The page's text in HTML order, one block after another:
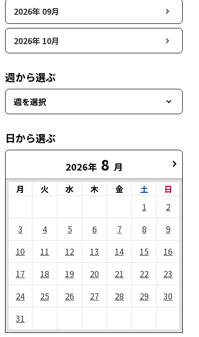
2026年 09月
2026年 10月
週から選ぶ
週を選択
日から選ぶ
2026年 8 月
月 火 水 木 金 土
日
1
2
3
4 5 6 7 8
9
10
11 12 13 14 15
16
17
18 19 20 21 22
23
24
25 26 27 28 29
30
31